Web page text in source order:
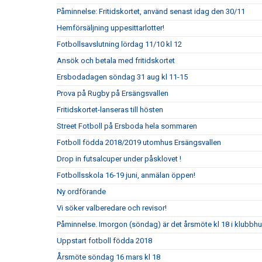
Påminnelse: Fritidskortet, använd senast idag den 30/11
Hemförsäljning uppesittarlotter!
Fotbollsavslutning lördag 11/10 kl 12
Ansök och betala med fritidskortet
Ersbodadagen söndag 31 aug kl 11-15
Prova på Rugby på Ersängsvallen
Fritidskortet-lanseras till hösten
Street Fotboll på Ersboda hela sommaren
Fotboll födda 2018/2019 utomhus Ersängsvallen
Drop in futsalcuper under påsklovet !
Fotbollsskola 16-19 juni, anmälan öppen!
Ny ordförande
Vi söker valberedare och revisor!
Påminnelse. Imorgon (söndag) är det årsmöte kl 18 i
Uppstart fotboll födda 2018
Årsmöte söndag 16 mars kl 18